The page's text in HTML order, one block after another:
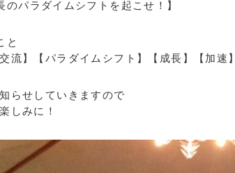
のパラダイムシフトを起こせ！】
と
流】【パラダイムシフト】【成長】【加速】
らせしていきますので
しみに！